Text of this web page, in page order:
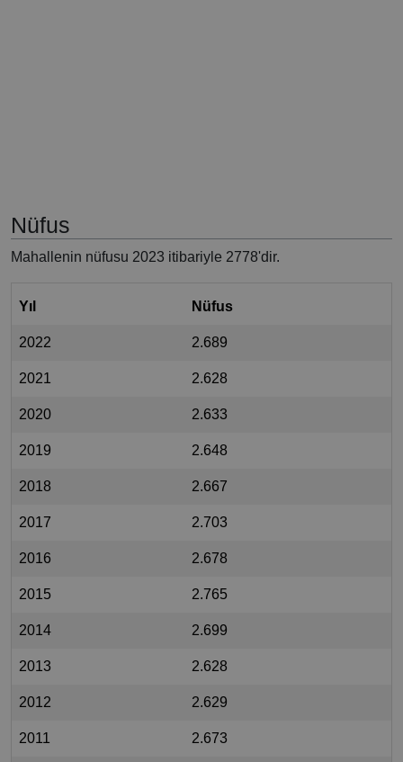
Nüfus
Mahallenin nüfusu 2023 itibariyle 2778'dir.
Yıl Nüfus
2022 2.689
2021 2.628
2020 2.633
2019 2.648
2018 2.667
2017 2.703
2016 2.678
2015 2.765
2014 2.699
2013 2.628
2012 2.629
2011 2.673